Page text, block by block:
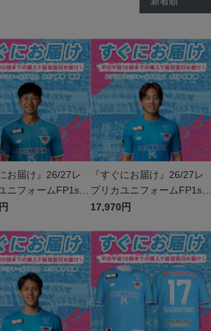
お届け』26/27レ
ニフォームFP1st
澤 璃来
『すぐにお届け』26/27レ
プリカユニフォームFP1st
No.20 中原 輝
17,970円